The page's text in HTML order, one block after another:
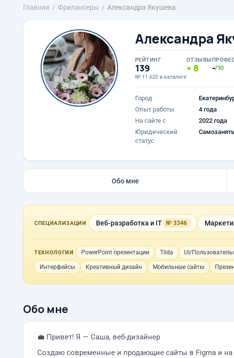
Главная Фрилансеры Александра Якушева
Александра
РЕЙТИНГ
139
№ 11 620 в каталоге
ОТЗЫВЫ
8 -/10
Город
Опыт работы
4 года
На сайте с
2022 года
Юридический
статус
Обо мне
СПЕЦИАЛИЗАЦИИ Веб-разработка и IT № 3346
ТЕХНОЛОГИИ PowerPoint презентации Tilda UI/
Интерфейсы Креативный дизайн Мобильные сайты
Обо мне
💼 Привет! Я — Саша, веб-дизайнер
Создаю современные и продающие сайты в Figma и на